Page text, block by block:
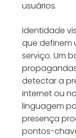
usuários.
Identidade
que definem
serviço. Um
detectar a
internet ou
linguagem
presença
pontos-